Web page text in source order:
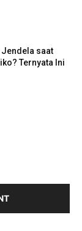
Jendela saat
Ternyata Ini